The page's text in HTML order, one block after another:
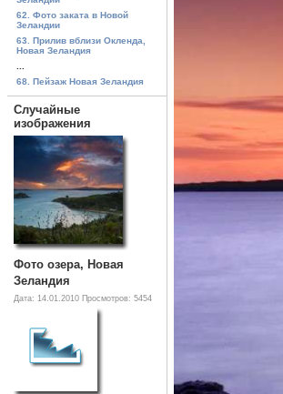
62. Фото заката в Новой
Зеландии
63. Прилив вблизи Окленда,
Новая Зеландия
68. Пейзаж Новая Зеландия
Случайные
изображения
Фото озера, Новая
Зеландия
Дата: 14.01.2010 Просмотров: 5454